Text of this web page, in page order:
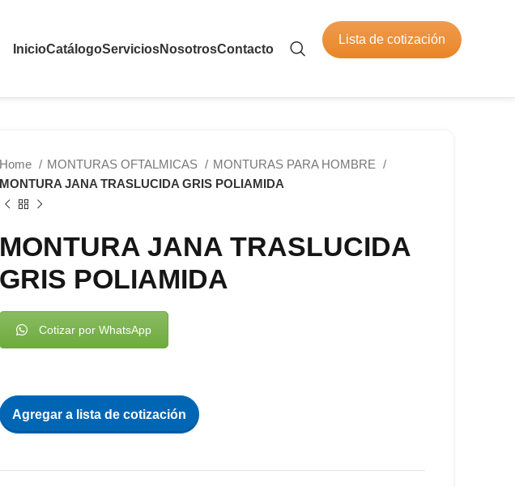
InicioCatálogoServiciosNosotrosContacto
Lista de cotización
Home MONTURAS OFTALMICAS
MONTURAS PARA HOMBRE
MONTURA JANA TRASLUCIDA GRIS POLIAMIDA
MONTURA JANA TRASLUCIDA
GRIS POLIAMIDA
Cotizar por WhatsApp
Agregar a lista de cotización